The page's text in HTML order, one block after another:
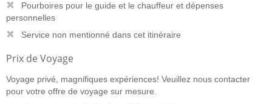
Pourboires pour le guide et le chauffeur et dépenses
personnelles
Service non mentionné dans cet itinéraire
Prix de Voyage
Voyage privé, magnifiques expériences! Veuillez nous contacter
pour votre offre de voyage sur mesure.